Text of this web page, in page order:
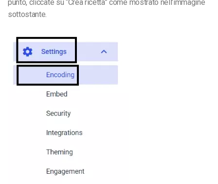
punto, cliccate su “Crea ricetta” come mostrato nell’immagine
sottostante.